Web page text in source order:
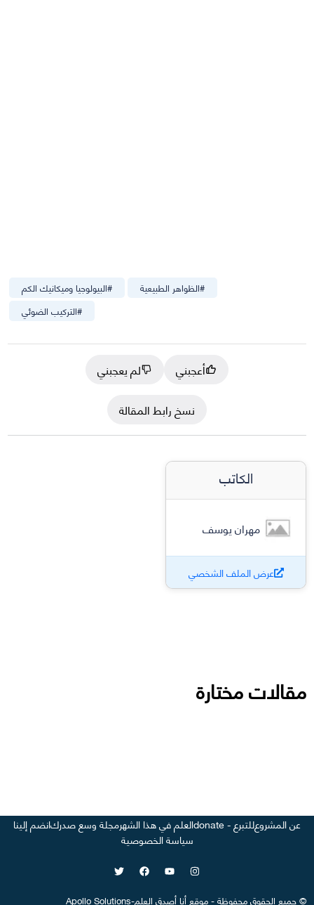
#البيولوجيا وميكانيك الكم #الظواهر الطبيعية
#التركيب الضوئي
أعجبني
لم يعجبني
نسخ رابط المقالة
الكاتب
مهران يوسف
عرض الملف الشخصي
مقالات مختارة
عن المشروعللتبرع - donate العلم في هذا الشهرمجلة وسع صدركانضم إلينا
سياسة الخصوصية
©جميع الحقوق محفوظة-موقع أنا أصدق العلم-
Apollo Solutions